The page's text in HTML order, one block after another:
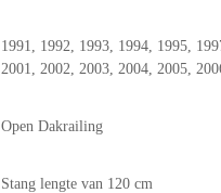
1991, 1992, 1993, 1994, 1995,
2001, 2002, 2003, 2004, 2005,
Open Dakrailing
Stang lengte van 120 cm